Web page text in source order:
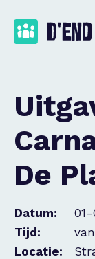
De
Datum:
01-
Tijd:
Locatie: